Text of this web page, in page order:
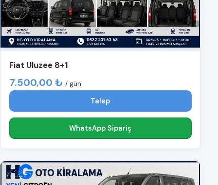
Fiat Uluzee 8+1
7.500,00 ₺ / gün
Talep
WhatsApp Sipariş